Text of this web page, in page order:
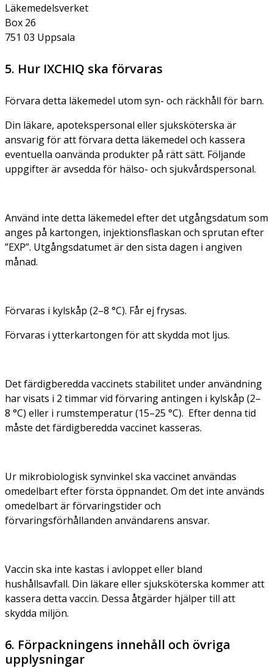
Läkemedelsverket
Box 26
751 03 Uppsala
5. Hur IXCHIQ ska förvaras
Förvara detta läkemedel utom syn- och räckhåll för barn.
Din läkare, apotekspersonal eller sjuksköterska är
ansvarig för att förvara detta läkemedel och kassera
eventuella oanvända produkter på rätt sätt. Följande
uppgifter är avsedda för hälso- och sjukvårdspersonal.
Använd inte detta läkemedel efter det utgångsdatum som
anges på kartongen, injektionsflaskan och sprutan efter
”EXP”. Utgångsdatumet är den sista dagen i angiven
månad.
Förvaras i kylskåp (2–8 °C). Får ej frysas.
Förvaras i ytterkartongen för att skydda mot ljus.
Det färdigberedda vaccinets stabilitet under användning
har visats i 2 timmar vid förvaring antingen i kylskåp (2–
8 °C) eller i rumstemperatur (15–25 °C). Efter denna tid
måste det färdigberedda vaccinet kasseras.
Ur mikrobiologisk synvinkel ska vaccinet användas
omedelbart efter första öppnandet. Om det inte används
omedelbart är förvaringstider och
förvaringsförhållanden användarens ansvar.
Vaccin ska inte kastas i avloppet eller bland
hushållsavfall. Din läkare eller sjuksköterska kommer att
kassera detta vaccin. Dessa åtgärder hjälper till att
skydda miljön.
6. Förpackningens innehåll och övriga
upplysningar